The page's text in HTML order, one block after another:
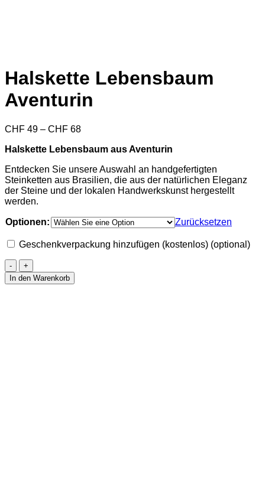
Halskette Lebensbaum
Aventurin
CHF 49 – CHF 68Preisspanne:
bis
Halskette Lebensbaum aus Aventurin
Entdecken Sie unsere Auswahl an handgefertigten
Steinketten aus Brasilien, die aus der natürlichen Eleganz
der Steine und der lokalen Handwerkskunst hergestellt
werden.
Optionen: Zurücksetzen
Geschenkverpackung hinzufügen (kostenlos) (optional)
Halskette
Lebensbaum
Aventurin
In den Warenkorb